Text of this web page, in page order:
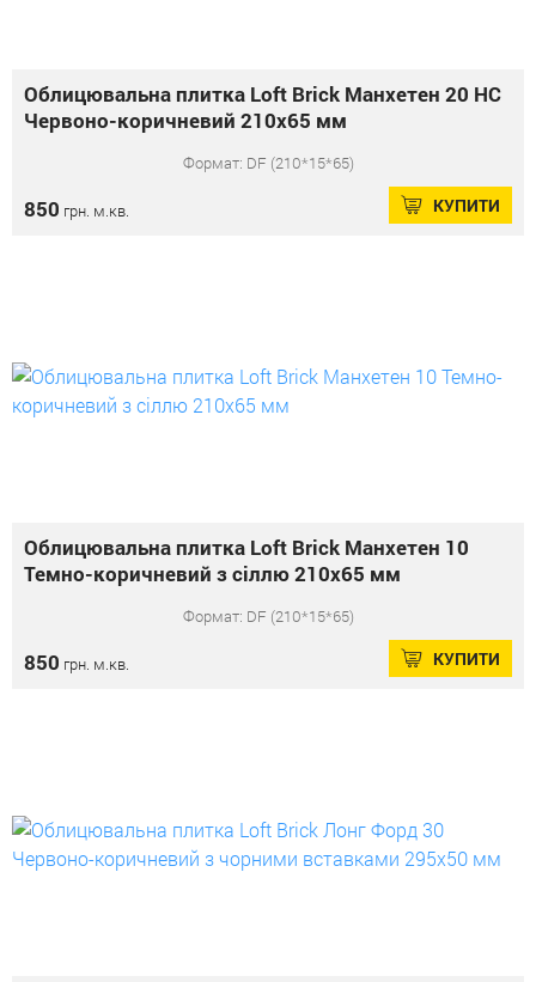
Облицювальна плитка Loft Brick Манхетен 20 НС
Червоно-коричневий 210x65 мм
Формат: DF (210*15*65)
850 грн. м.кв. КУПИТИ
Облицювальна плитка Loft Brick Манхетен 10
Темно-коричневий з сіллю 210x65 мм
Формат: DF (210*15*65)
850 грн. м.кв. КУПИТИ